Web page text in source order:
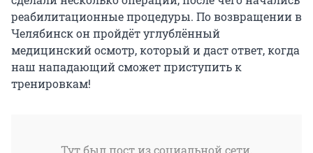
реабилитационные процедуры. По возвращении в
Челябинск он пройдёт углублённый
медицинский осмотр, который и даст ответ, когда
наш нападающий сможет приступить к
тренировкам!
Тут был пост из социальной сети,